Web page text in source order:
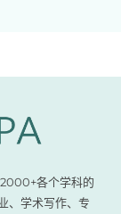
各个学科的
、学术写作、专